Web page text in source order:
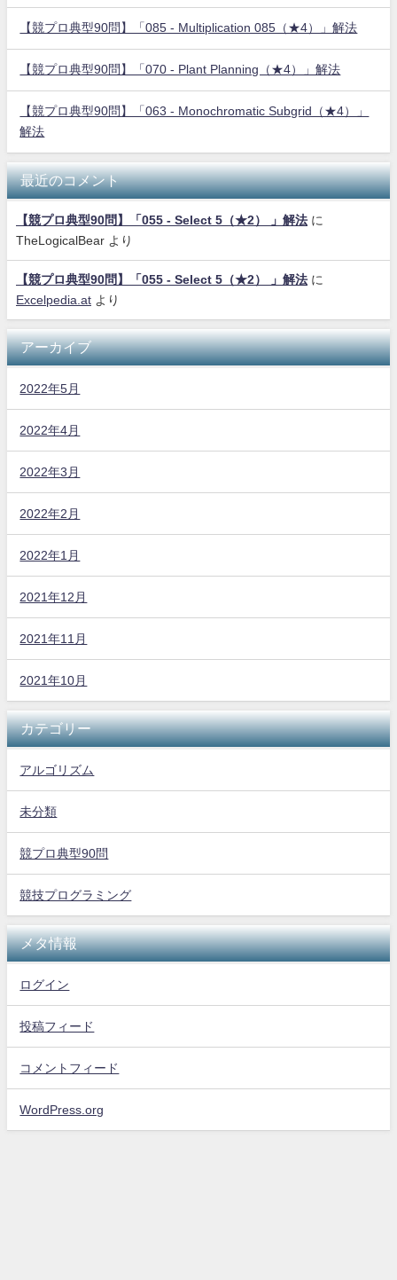
【競プロ典型90問】「085 - Multiplication 085（★4）」解法
【競プロ典型90問】「070 - Plant Planning（★4）」解法
【競プロ典型90問】「063 - Monochromatic Subgrid（★4）」
解法
最近のコメント
【競プロ典型90問】「055 - Select 5（★2） 」解法 に
TheLogicalBear より
【競プロ典型90問】「055 - Select 5（★2） 」解法 に
Excelpedia.at より
アーカイブ
2022年5月
2022年4月
2022年3月
2022年2月
2022年1月
2021年12月
2021年11月
2021年10月
カテゴリー
アルゴリズム
未分類
競プロ典型90問
競技プログラミング
メタ情報
ログイン
投稿フィード
コメントフィード
WordPress.org